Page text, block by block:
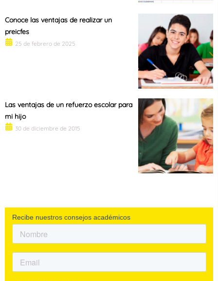
Conoce las ventajas de realizar un
preicfes
25 de febrero de 2025
Las ventajas de un refuerzo escolar para
mi hijo
30 de diciembre de 2015